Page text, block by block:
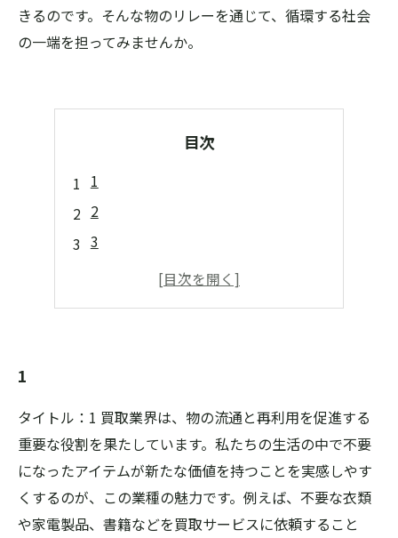
きるのです。そんな物のリレーを通じて、循環する社会
の一端を担ってみませんか。
目次
1
2
3
1
タイトル：1 買取業界は、物の流通と再利用を促進する
重要な役割を果たしています。私たちの生活の中で不要
になったアイテムが新たな価値を持つことを実感しやす
くするのが、この業種の魅力です。例えば、不要な衣類
や家電製品、書籍などを買取サービスに依頼すること